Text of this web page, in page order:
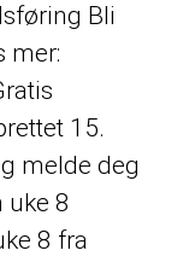
Bli
mer:
15.
melde deg
uke 8
8 fra